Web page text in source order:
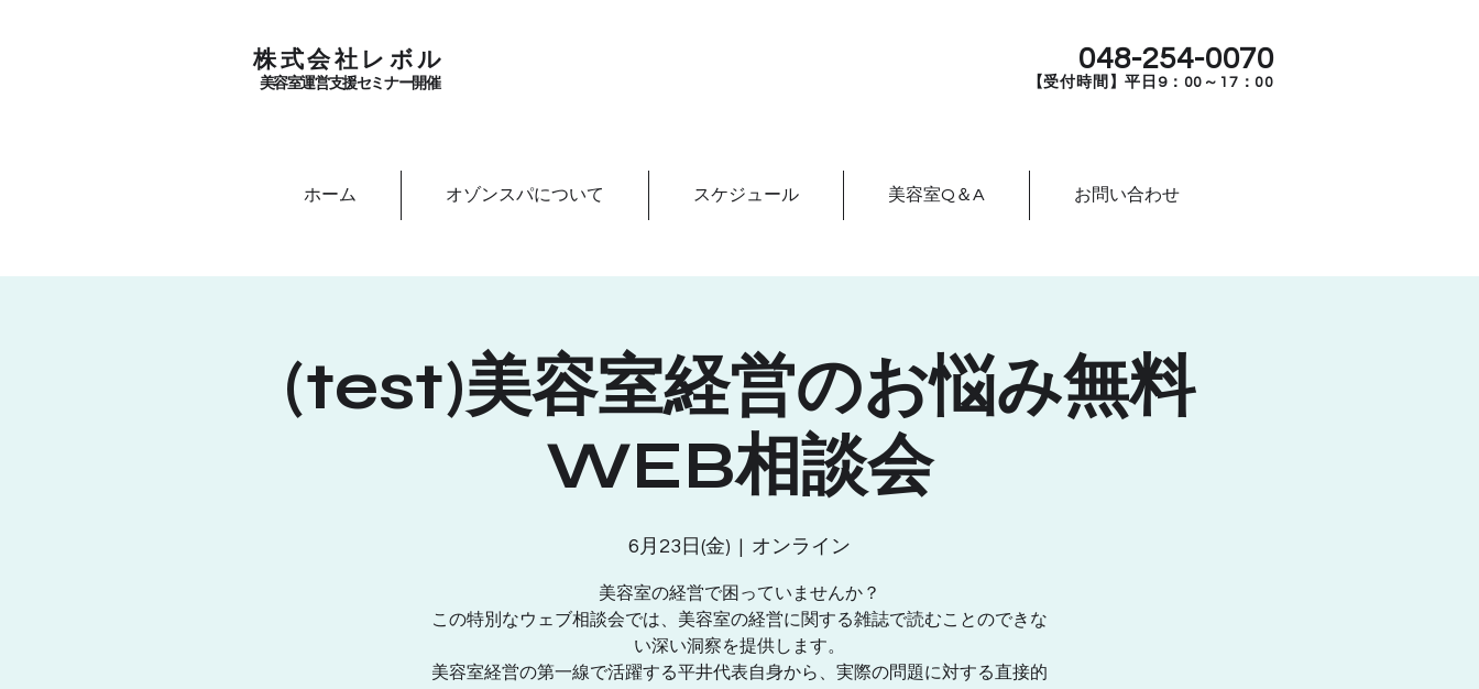
​株式会社レボル
美容室運営支援セミナー開催
048-254-0070
【受付時間】平日9：00～17：00
ホーム オゾンスパについて スケジュール 美容室Q＆A お問い合わせ
(test)美容室経営のお悩み無料
WEB相談会
6月23日(金)
  |
オンライン
美容室の経営で困っていませんか？
この特別なウェブ相談会では、美容室の経営に関する雑誌で読むことのできな
い深い洞察を提供します。
美容室経営の第一線で活躍する平井代表自身から、実際の問題に対する直接的